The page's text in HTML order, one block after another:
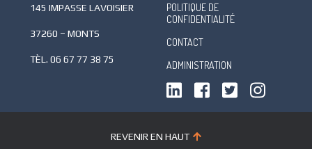
145 IMPASSE LAVOISIER
37260 – MONTS
TÈL.06 67 77 38 75
POLITIQUE DE
CONFIDENTIALITÉ
CONTACT
ADMINISTRATION
REVENIR EN HAUT